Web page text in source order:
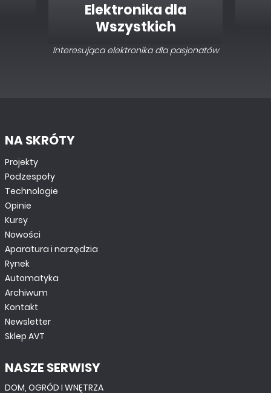
Elektronika dla
Wszystkich
Interesująca elektronika dla pasjonatów
NA SKRÓTY
Projekty
Podzespoły
Technologie
Opinie
Kursy
Nowości
Aparatura i narzędzia
Rynek
Automatyka
Archiwum
Kontakt
Newsletter
Sklep AVT
NASZE SERWISY
DOM, OGRÓD I WNĘTRZA